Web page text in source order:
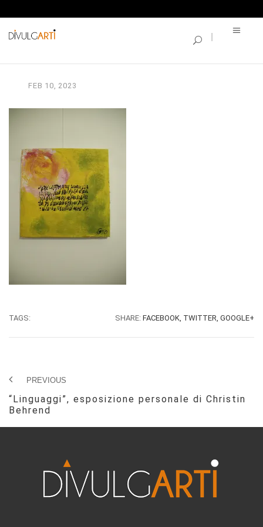
FEB 10, 2023
TAGS: SHARE: FACEBOOK, TWITTER, GOOGLE+
PREVIOUS
“Linguaggi”, esposizione personale di Christin
Behrend